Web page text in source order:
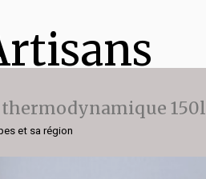
thermodynamique 150l
et sa région